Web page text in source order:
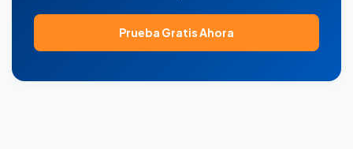
Prueba Gratis Ahora